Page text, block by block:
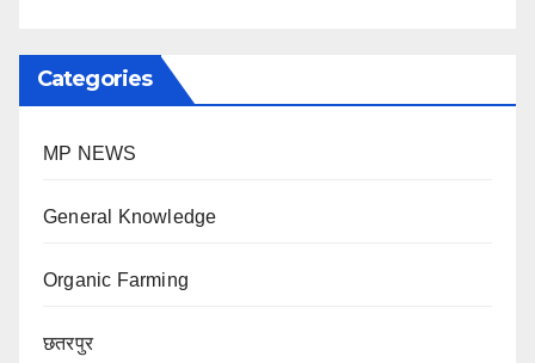
Categories
MP NEWS
General Knowledge
Organic Farming
छतरपुर